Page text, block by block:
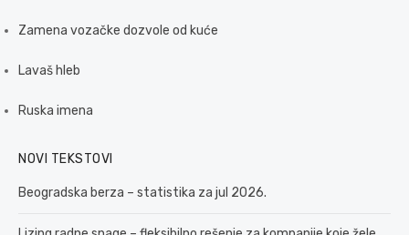
Zamena vozačke dozvole od kuće
Lavaš hleb
Ruska imena
NOVI TEKSTOVI
Beogradska berza – statistika za jul 2026.